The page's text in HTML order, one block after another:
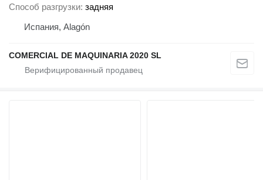
Способ разгрузки задняя
Испания, Alagón
COMERCIAL DE MAQUINARIA 2020 SL